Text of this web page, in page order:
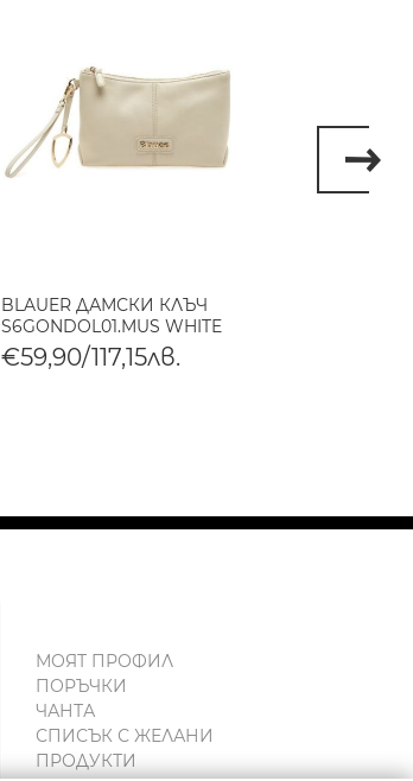
BLAUER ДАМСКИ КЛЪЧ
S6GONDOL01.MUS WHITE
€59,90/117,15лв.
МОЯТ ПРОФИЛ
ПОРЪЧКИ
ЧАНТА
СПИСЪК С ЖЕЛАНИ
ПРОДУКТИ